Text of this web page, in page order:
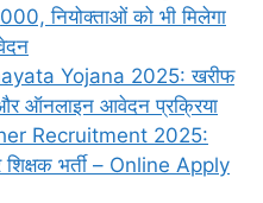
नियोक्ताओं को भी मिलेगा
Yojana 2025: खरीफ
ऑनलाइन आवेदन प्रक्रिया
Recruitment 2025:
भर्ती – Online Apply